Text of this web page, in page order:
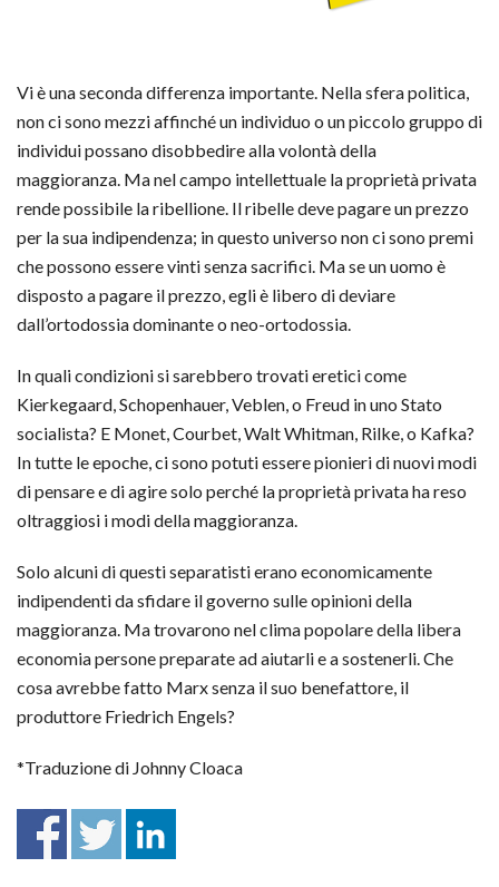
Vi è una seconda differenza importante. Nella sfera politica,
non ci sono mezzi affinché un individuo o un piccolo gruppo di
individui possano disobbedire alla volontà della
maggioranza. Ma nel campo intellettuale la proprietà privata
rende possibile la ribellione. Il ribelle deve pagare un prezzo
per la sua indipendenza; in questo universo non ci sono premi
che possono essere vinti senza sacrifici. Ma se un uomo è
disposto a pagare il prezzo, egli è libero di deviare
dall’ortodossia dominante o neo-ortodossia.
In quali condizioni si sarebbero trovati eretici come
Kierkegaard, Schopenhauer, Veblen, o Freud in uno Stato
socialista? E Monet, Courbet, Walt Whitman, Rilke, o Kafka?
In tutte le epoche, ci sono potuti essere pionieri di nuovi modi
di pensare e di agire solo perché la proprietà privata ha reso
oltraggiosi i modi della maggioranza.
Solo alcuni di questi separatisti erano economicamente
indipendenti da sfidare il governo sulle opinioni della
maggioranza. Ma trovarono nel clima popolare della libera
economia persone preparate ad aiutarli e a sostenerli. Che
cosa avrebbe fatto Marx senza il suo benefattore, il
produttore Friedrich Engels?
*Traduzione di Johnny Cloaca